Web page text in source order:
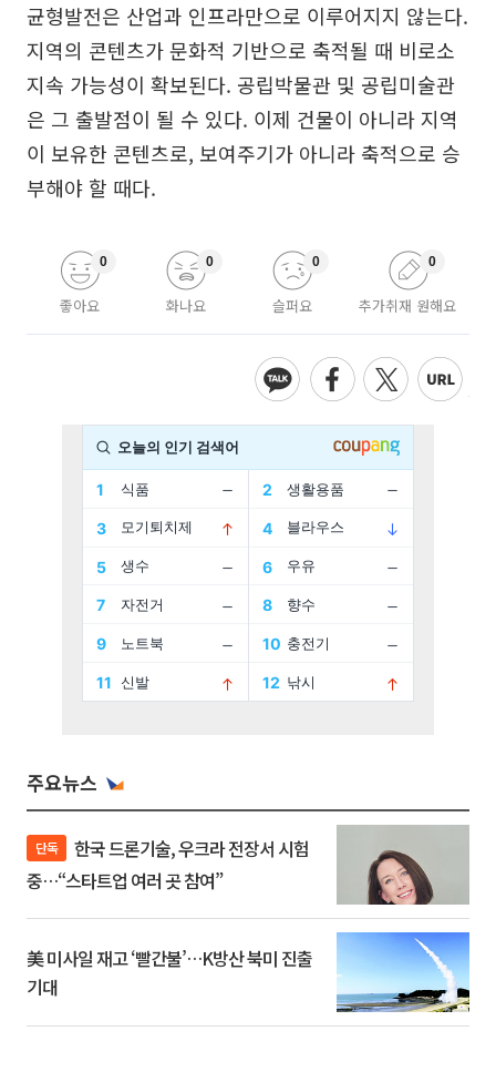
균형발전은 산업과 인프라만으로 이루어지지 않는다.
지역의 콘텐츠가 문화적 기반으로 축적될 때 비로소
지속 가능성이 확보된다. 공립박물관 및 공립미술관
은 그 출발점이 될 수 있다. 이제 건물이 아니라 지역
이 보유한 콘텐츠로, 보여주기가 아니라 축적으로 승
부해야 할 때다.
좋아요
0
화나요
0
슬퍼요
0
추가취재 원해요
0
주요뉴스
단독
중…“스타트업 여러 곳 참여”
美 미사일 재고 ‘빨간불’…K방산 북미 진출
기대